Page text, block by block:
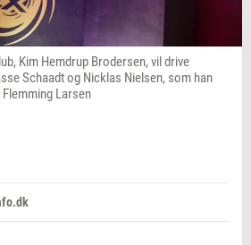
Kim Hemdrup Brodersen, vil drive
Schaadt og Nicklas Nielsen, som han
Larsen